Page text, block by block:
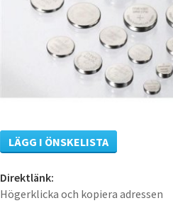
LÄGG I ÖNSKELISTA
Direktlänk:
Högerklicka och kopiera adressen